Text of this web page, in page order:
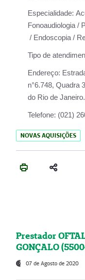
Especialidade:
Fonoaudiologia /
/ Endoscopia /
Tipo de
Endereço:
n°6.748, Quadra
do Rio de Janeiro.
Telefone: (021)
NOVAS AQUISIÇÕES
Prestador
GONÇALO
07 de Agosto de 2020